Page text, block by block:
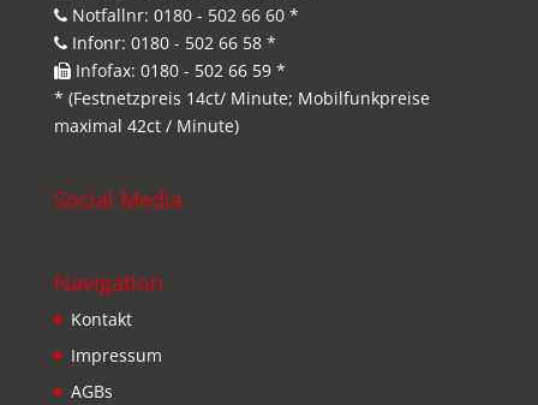
Notfallnr: 0180 - 502 66 60 *
Infonr: 0180 - 502 66 58 *
Infofax: 0180 - 502 66 59 *
* (Festnetzpreis 14ct/ Minute; Mobilfunkpreise
maximal 42ct / Minute)
Social Media
Navigation
Kontakt
Impressum
AGBs